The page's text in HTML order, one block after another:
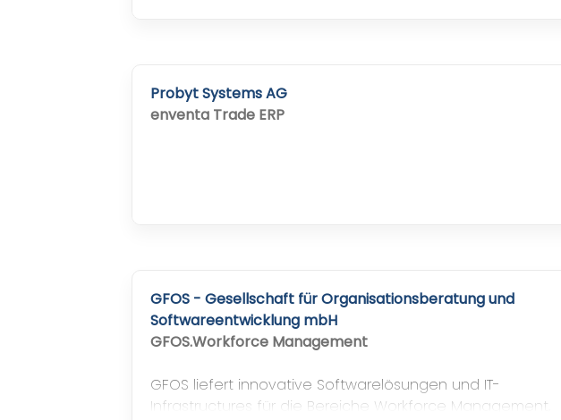
Probyt Systems AG
enventa Trade ERP
GFOS - Gesellschaft für Organisationsberatung und
Softwareentwicklung mbH
GFOS.Workforce Management
GFOS liefert innovative Softwarelösungen und IT-
Infrastructures für die Bereiche Workforce Management,